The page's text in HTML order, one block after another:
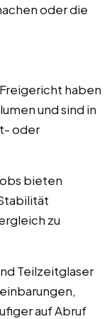
oder die
haben
und sind in
oder
bieten
zu
Teilzeitglaser
auf Abruf